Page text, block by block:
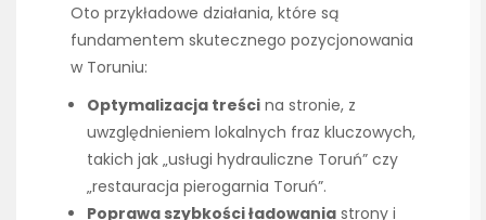
Oto przykładowe działania, które są
fundamentem skutecznego pozycjonowania
w Toruniu:
Optymalizacja treści na stronie, z
uwzględnieniem lokalnych fraz kluczowych,
takich jak „usługi hydrauliczne Toruń” czy
„restauracja pierogarnia Toruń”.
Poprawa szybkości ładowania strony i